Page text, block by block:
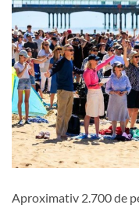
Aproximativ 2.700 de